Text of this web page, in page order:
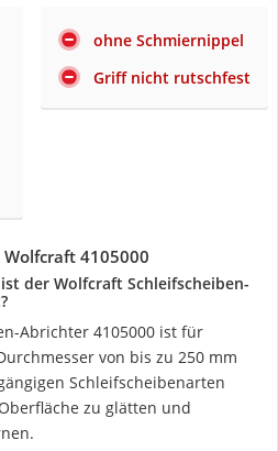
ohne Schmiernippel
Griff nicht rutschfest
4105000
der Wolfcraft Schleifscheiben-
Abrichter 4105000 ist für
von bis zu 250 mm
Schleifscheibenarten
zu glätten und